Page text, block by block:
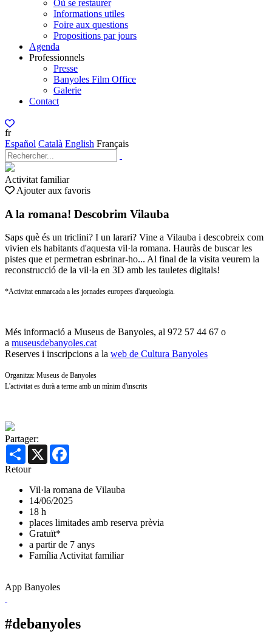
Où se restaurer
Informations utiles
Foire aux questions
Propositions par jours
Agenda
Professionnels
Presse
Banyoles Film Office
Galerie
Contact
fr
Español Català English Français
Activitat familiar
Ajouter aux favoris
A la romana! Descobrim Vilauba
Saps què és un triclini? I un larari? Vine a Vilauba i descobreix com
vivien els habitants d'aquesta vil·la romana. Hauràs de buscar les
pistes que et permetran esbrinar-ho... Al final de la visita veurem la
reconstrucció de la vil·la en 3D amb les tauletes digitals!
*Activitat enmarcada a les jornades europees d'arqueologia.
Més informació a Museus de Banyoles, al 972 57 44 67 o
a museusdebanyoles.cat
Reserves i inscripcions a la web de Cultura Banyoles
Organitza: Museus de Banyoles
L'activitat es durà a terme amb un mìnim d'inscrits
Partager:
Share X
Retour
Vil·la romana de Vilauba
14/06/2025
18 h
places limitades amb reserva prèvia
Gratuït*
a partir de 7 anys
FamíliaActivitat familiar
App Banyoles
#debanyoles